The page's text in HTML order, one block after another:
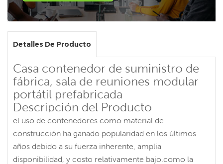
Detalles De Producto
Casa contenedor de suministro de
fábrica, sala de reuniones modular
portátil prefabricada
Descripción del Producto
el uso de contenedores como material de
construcción ha ganado popularidad en los últimos
años debido a su fuerza inherente, amplia
disponibilidad, y costo relativamente bajo.como la